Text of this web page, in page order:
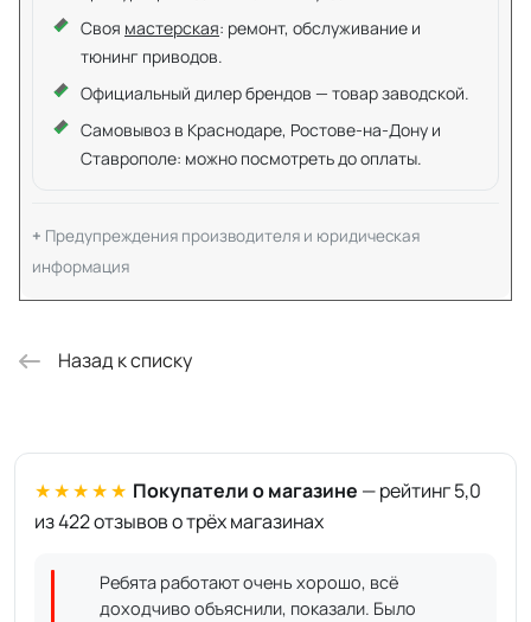
Своя мастерская: ремонт, обслуживание и
тюнинг приводов.
Официальный дилер брендов — товар заводской.
Самовывоз в Краснодаре, Ростове-на-Дону и
Ставрополе: можно посмотреть до оплаты.
Предупреждения производителя и юридическая
информация
Назад к списку
★★★★★ Покупатели о магазине — рейтинг 5,0
из 422 отзывов о трёх магазинах
Ребята работают очень хорошо, всё
доходчиво объяснили, показали. Было